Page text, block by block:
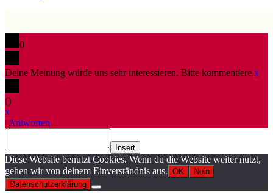
0
Deine Meinung würde uns sehr interessieren. Bitte kommentiere.x
()
x
| Antworten
Insert
Diese Website benutzt Cookies. Wenn du die Website weiter nutzt,
gehen wir von deinem Einverständnis aus. OK
Nein
Datenschutzerklärung